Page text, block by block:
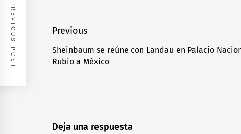
Navegación
de
entradas
Previous
Previous
post:
Sheinbaum se reúne con Landau en Palacio
Rubio a México
PREVIOUS POST
Deja una respuesta